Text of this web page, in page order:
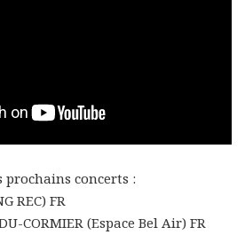
concerts :
REC) FR
CORMIER (Espace Bel Air) FR